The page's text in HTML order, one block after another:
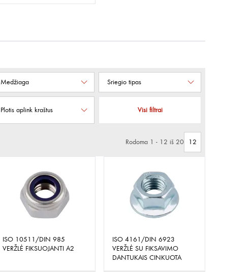
Medžiaga Sriegio tipas
Plotis aplink kraštus Visi filtrai
Rodoma 1 - 12 iš 20
ISO 10511/DIN 985
VERŽLĖ FIKSUOJANTI A2
ISO 4161/DIN 6923
VERŽLĖ SU FIKSAVIMO
DANTUKAIS CINKUOTA